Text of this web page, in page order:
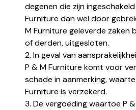
degenen die zijn
Furniture dan wel door
M Furniture geleverde zaken
of derden, uitgesloten.
2. In geval van
P & M Furniture komt voor
schade in aanmerking,
Furniture is verzekerd.
3. De vergoeding waartoe P